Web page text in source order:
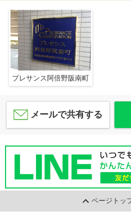
プレサンス阿倍野阪南町
メールで共有する
ページトッ